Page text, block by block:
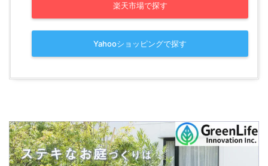
楽天市場で探す
Yahooショッピングで探す